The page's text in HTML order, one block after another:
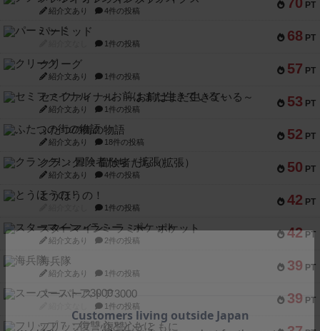
PT
紹介文あり 4件の投稿
68 PT
パーミッド
1件の投稿
57 PT
クリーグ
紹介文あり 1件の投稿
53 PT
セミファイナル ～お前はまだ生きている～
紹介文あり 1件の投稿
52 PT
ふたつの街の物語
紹介文あり 18件の投稿
50 PT
クランク! ：冒険者たち（拡張）
紹介文あり 4件の投稿
42 PT
とうほうの！
1件の投稿
42 PT
スターマイン・ラミー ポケット
紹介文あり 2件の投稿
39 PT
海兵隊
紹介文あり 1件の投稿
39 PT
スーパーストア3000
1件の投稿
フリップ７：復讐心とともに